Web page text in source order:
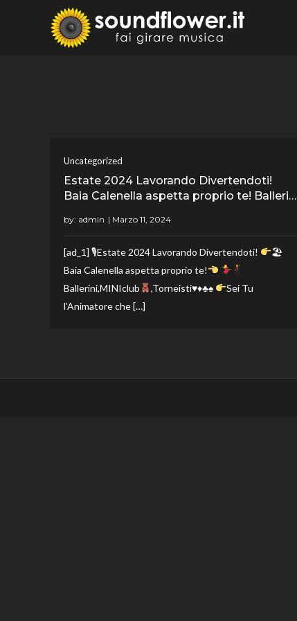
Uncategorized
Estate 2024 Lavorando Divertendoti!
Baia Calenella aspetta proprio te! Balleri…
by: admin
[ad_1] 🎙Estate 2024 Lavorando Divertendoti!
🏖
Baia Calenella aspetta proprio te!
Ballerini,MINIclub
,Torneisti♥️♦️♣️♠️
Sei Tu
l’Animatore che […]